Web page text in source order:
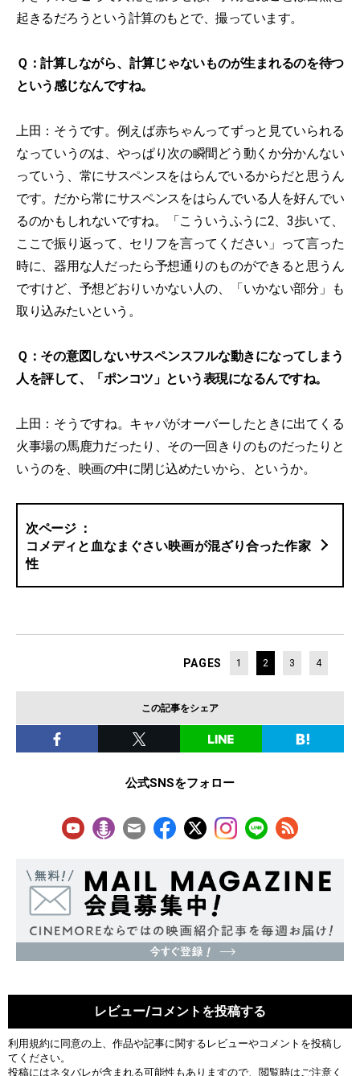
起きるだろうという計算のもとで、撮っています。
Ｑ：計算しながら、計算じゃないものが生まれるのを待つ
という感じなんですね。
上田：そうです。例えば赤ちゃんってずっと見ていられる
なっていうのは、やっぱり次の瞬間どう動くか分かんない
っていう、常にサスペンスをはらんでいるからだと思うん
です。だから常にサスペンスをはらんでいる人を好んでい
るのかもしれないですね。「こういうふうに2、3歩いて、
ここで振り返って、セリフを言ってください」って言った
時に、器用な人だったら予想通りのものができると思うん
ですけど、予想どおりいかない人の、「いかない部分」も
取り込みたいという。
Ｑ：その意図しないサスペンスフルな動きになってしまう
人を評して、「ポンコツ」という表現になるんですね。
上田：そうですね。キャパがオーバーしたときに出てくる
火事場の馬鹿力だったり、その一回きりのものだったりと
いうのを、映画の中に閉じ込めたいから、というか。
コメディと血なまぐさい映画が混ざり合った作家
性
PAGES 1 2 3 4
この記事をシェア
公式SNSをフォロー
レビュー/コメントを投稿する
利用規約に同意の上、作品や記事に関するレビューやコメントを投稿し
てください。
投稿にはネタバレが含まれる可能性もありますので、閲覧時はご注意く